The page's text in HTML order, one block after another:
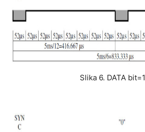
Slika 6. DATA bit=1